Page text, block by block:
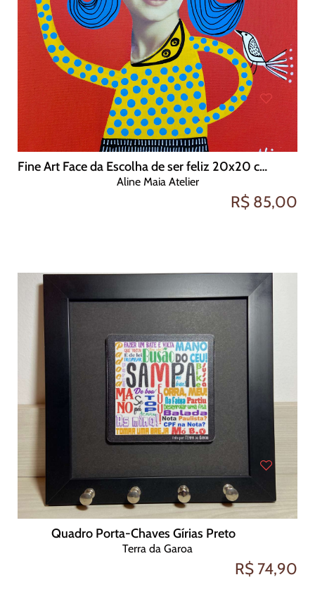
Fine Art Face da Escolha de ser feliz 20x20 cm
Aline Maia Atelier
R$ 85,00
Quadro Porta-Chaves Gírias Preto
Terra da Garoa
R$ 74,90